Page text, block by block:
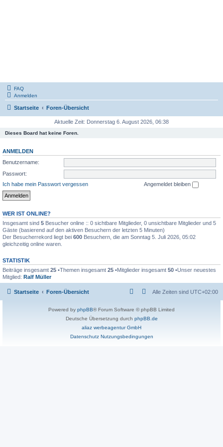
FAQ
Anmelden
Startseite Foren-Übersicht
Aktuelle Zeit: Donnerstag 6. August 2026, 06:38
Dieses Board hat keine Foren.
ANMELDEN
Benutzername:
Passwort:
Ich habe mein Passwort vergessen
Angemeldet bleiben
WER IST ONLINE?
Insgesamt sind 5 Besucher online :: 0 sichtbare Mitglieder, 0 unsichtbare Mitglieder und 5
Gäste (basierend auf den aktiven Besuchern der letzten 5 Minuten)
Der Besucherrekord liegt bei 600 Besuchern, die am Sonntag 5. Juli 2026, 05:02
gleichzeitig online waren.
STATISTIK
Beiträge insgesamt 25 •Themen insgesamt 25 •Mitglieder insgesamt 50 •Unser neuestes
Mitglied: Ralf Müller
Startseite Foren-Übersicht Alle Zeiten sind UTC+02:00
Powered by phpBB® Forum Software © phpBB Limited
Deutsche Übersetzung durch phpBB.de
aliaz werbeagentur GmbH
Datenschutz Nutzungsbedingungen